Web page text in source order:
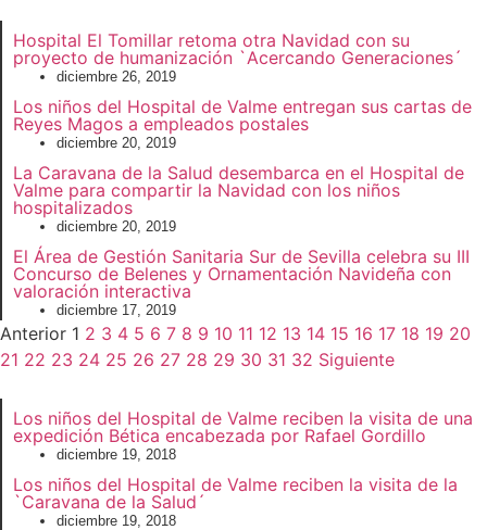
Hospital El Tomillar retoma otra Navidad con su
proyecto de humanización `Acercando Generaciones´
diciembre 26, 2019
Los niños del Hospital de Valme entregan sus cartas de
Reyes Magos a empleados postales
diciembre 20, 2019
La Caravana de la Salud desembarca en el Hospital de
Valme para compartir la Navidad con los niños
hospitalizados
diciembre 20, 2019
El Área de Gestión Sanitaria Sur de Sevilla celebra su III
Concurso de Belenes y Ornamentación Navideña con
valoración interactiva
diciembre 17, 2019
Anterior 1 2 3 4 5 6 7 8 9 10 11 12 13 14 15 16 17 18 19 20
21 22 23 24 25 26 27 28 29 30 31 32 Siguiente
Los niños del Hospital de Valme reciben la visita de una
expedición Bética encabezada por Rafael Gordillo
diciembre 19, 2018
Los niños del Hospital de Valme reciben la visita de la
`Caravana de la Salud´
diciembre 19, 2018